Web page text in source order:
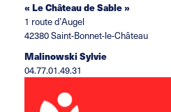
« Le Château de Sable »
1 route d’Augel
42380 Saint-Bonnet-le-Château
Malinowski Sylvie
04.77.01.49.31
sylvie.malinowski@leolagrange.org